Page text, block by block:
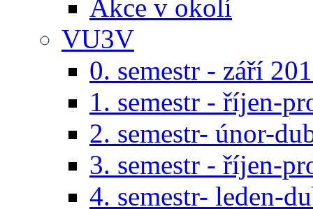
Akce v okolí
VU3V
0. semestr - září
1. semestr - říjen-
2. semestr- únor-
3. semestr - říjen-
4. semestr- leden-